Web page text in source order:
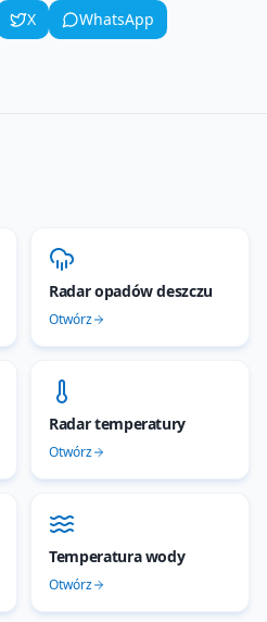
X
WhatsApp
Radar opadów deszczu
Otwórz
Radar temperatury
Otwórz
Temperatura wody
Otwórz